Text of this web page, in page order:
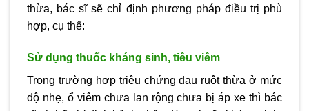
thừa, bác sĩ sẽ chỉ định phương pháp điều trị phù
hợp, cụ thể:
Sử dụng thuốc kháng sinh, tiêu viêm
Trong trường hợp triệu chứng đau ruột thừa ở mức
độ nhẹ, ổ viêm chưa lan rộng chưa bị áp xe thì bác